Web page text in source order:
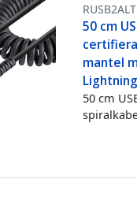
50 cm
mantel
50 cm